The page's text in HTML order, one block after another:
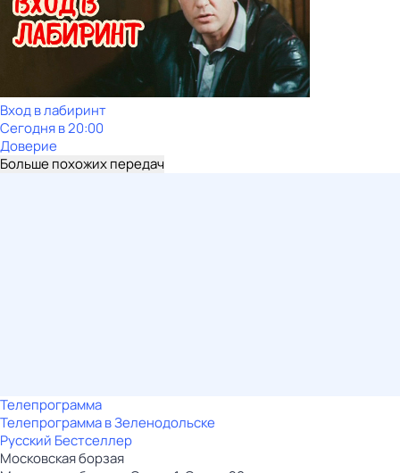
Вход в лабиринт
Сегодня в 20:00
Доверие
Больше похожих передач
Телепрограмма
Телепрограмма в Зеленодольске
Русский Бестселлер
Московская борзая